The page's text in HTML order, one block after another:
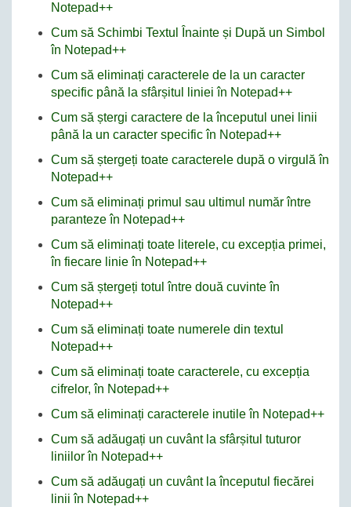
Notepad++
Cum să Schimbi Textul Înainte și După un Simbol
în Notepad++
Cum să eliminați caracterele de la un caracter
specific până la sfârșitul liniei în Notepad++
Cum să ștergi caractere de la începutul unei linii
până la un caracter specific în Notepad++
Cum să ștergeți toate caracterele după o virgulă în
Notepad++
Cum să eliminați primul sau ultimul număr între
paranteze în Notepad++
Cum să eliminați toate literele, cu excepția primei,
în fiecare linie în Notepad++
Cum să ștergeți totul între două cuvinte în
Notepad++
Cum să eliminați toate numerele din textul
Notepad++
Cum să eliminați toate caracterele, cu excepția
cifrelor, în Notepad++
Cum să eliminați caracterele inutile în Notepad++
Cum să adăugați un cuvânt la sfârșitul tuturor
liniilor în Notepad++
Cum să adăugați un cuvânt la începutul fiecărei
linii în Notepad++